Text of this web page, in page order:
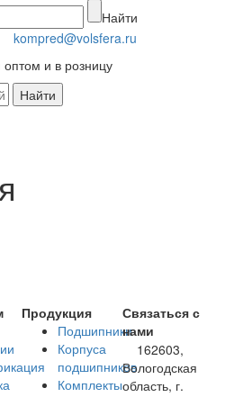
Найти
kompred@volsfera.ru
и в розницу
Продукция
Подшипники
Корпуса
подшипников
Комплекты
Связаться с
нами
162603,
Вологодская
область, г.